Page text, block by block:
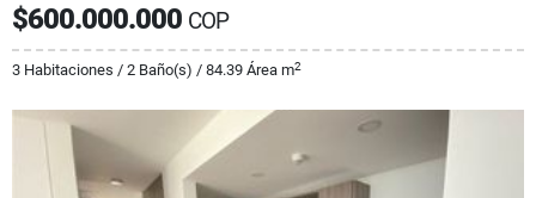
$600.000.000 COP
3 Habitaciones / 2 Baño(s) / 84.39 Área m2